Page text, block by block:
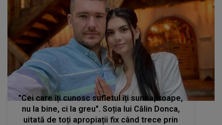
"Cei care îți cunosc sufletul îți sunt aproape,
nu la bine, ci la greu". Soția lui Călin Donca,
uitată de toți apropiații fix când trece prin
cele mai grele momente din viața ei